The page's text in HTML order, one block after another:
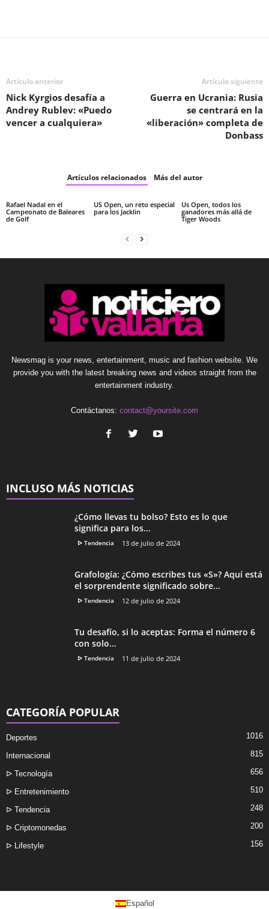
Artículo anterior
Nick Kyrgios desafía a
Andrey Rublev: «Puedo
vencer a cualquiera»
Artículo siguiente
Guerra en Ucrania: Rusia
se centrará en la
«liberación» completa de
Donbass
Artículos relacionados Más del autor
Rafael Nadal en el
Campeonato de Baleares
de Golf
US Open, un reto especial
para los Jacklin
Us Open, todos los
ganadores más allá de
Tiger Woods
Newsmag is your news, entertainment, music and fashion website. We
provide you with the latest breaking news and videos straight from the
entertainment industry.
Contáctanos: contact@yoursite.com
INCLUSO MÁS NOTICIAS
¿Cómo llevas tu bolso? Esto es lo que
significa para los...
ᐅ Tendencia 13 de julio de 2024
Grafología: ¿Cómo escribes tus «S»? Aquí está
el sorprendente significado sobre...
ᐅ Tendencia 12 de julio de 2024
Tu desafío, si lo aceptas: Forma el número 6
con solo...
ᐅ Tendencia 11 de julio de 2024
CATEGORÍA POPULAR
Deportes 1016
Internacional 815
ᐅ Tecnología 656
ᐅ Entretenimiento 510
ᐅ Tendencia 248
ᐅ Criptomonedas 200
ᐅ Lifestyle 156
Español